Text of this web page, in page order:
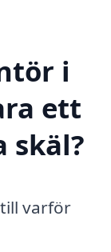
i
ett
skäl?
varför